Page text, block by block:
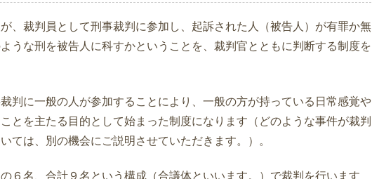
、裁判員として刑事裁判に参加し、起訴された人（被告人）が有罪か無
うな刑を被告人に科すかということを、裁判官とともに判断する制度を
判に一般の人が参加することにより、一般の方が持っている日常感覚や
とを主たる目的として始まった制度になります（どのような事件が裁判
ては、別の機会にご説明させていただきます。）。
６名、合計９名という構成（合議体といいます。）で裁判を行います